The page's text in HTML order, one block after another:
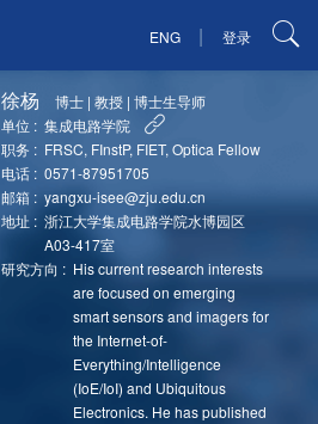
ENG | 登录
徐杨 博士 |教授 |博士生导师
单位 : 集成电路学院
职务 : FRSC, FInstP, FIET, Optica Fellow
电话 : 0571-87951705
邮箱 : yangxu-isee@zju.edu.cn
地址 : 浙江大学集成电路学院水博园区
A03-417室
研究方向 : His current research interests
are focused on emerging
smart sensors and imagers for
the Internet-of-
Everything/Intelligence
(IoE/IoI) and Ubiquitous
Electronics. He has published